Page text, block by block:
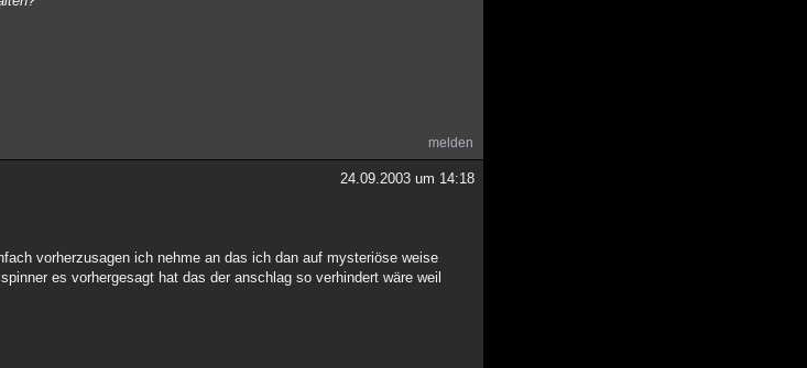
melden
24.09.2003 um 14:18
vorherzusagen ich nehme an das ich dan auf mysteriöse weise
es vorhergesagt hat das der anschlag so verhindert wäre weil